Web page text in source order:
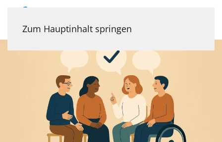
Zum Hauptinhalt springen